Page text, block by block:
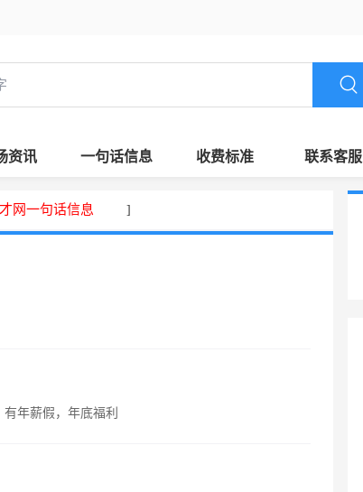
资讯 一句话信息 收费标准 联系客服
网一句话信息 ]
年薪假，年底福利